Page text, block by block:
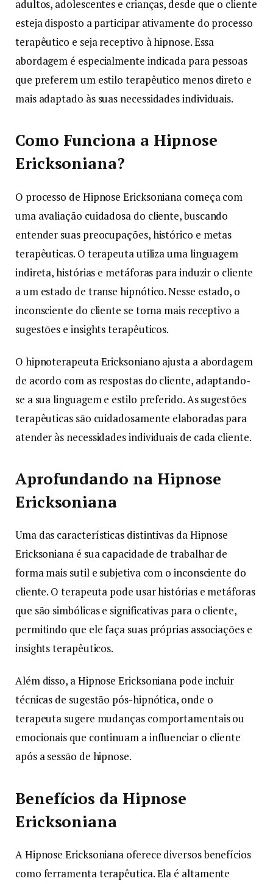
adultos, adolescentes e crianças, desde que o cliente
esteja disposto a participar ativamente do processo
terapêutico e seja receptivo à hipnose. Essa
abordagem é especialmente indicada para pessoas
que preferem um estilo terapêutico menos direto e
mais adaptado às suas necessidades individuais.
Como Funciona a Hipnose
Ericksoniana?
O processo de Hipnose Ericksoniana começa com
uma avaliação cuidadosa do cliente, buscando
entender suas preocupações, histórico e metas
terapêuticas. O terapeuta utiliza uma linguagem
indireta, histórias e metáforas para induzir o cliente
a um estado de transe hipnótico. Nesse estado, o
inconsciente do cliente se torna mais receptivo a
sugestões e insights terapêuticos.
O hipnoterapeuta Ericksoniano ajusta a abordagem
de acordo com as respostas do cliente, adaptando-
se a sua linguagem e estilo preferido. As sugestões
terapêuticas são cuidadosamente elaboradas para
atender às necessidades individuais de cada cliente.
Aprofundando na Hipnose
Ericksoniana
Uma das características distintivas da Hipnose
Ericksoniana é sua capacidade de trabalhar de
forma mais sutil e subjetiva com o inconsciente do
cliente. O terapeuta pode usar histórias e metáforas
que são simbólicas e significativas para o cliente,
permitindo que ele faça suas próprias associações e
insights terapêuticos.
Além disso, a Hipnose Ericksoniana pode incluir
técnicas de sugestão pós-hipnótica, onde o
terapeuta sugere mudanças comportamentais ou
emocionais que continuam a influenciar o cliente
após a sessão de hipnose.
Benefícios da Hipnose
Ericksoniana
A Hipnose Ericksoniana oferece diversos benefícios
como ferramenta terapêutica. Ela é altamente